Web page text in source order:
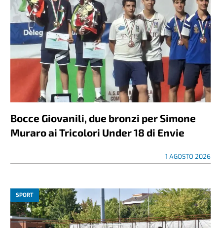
Bocce Giovanili, due bronzi per Simone
Muraro ai Tricolori Under 18 di Envie
1 AGOSTO 2026
SPORT